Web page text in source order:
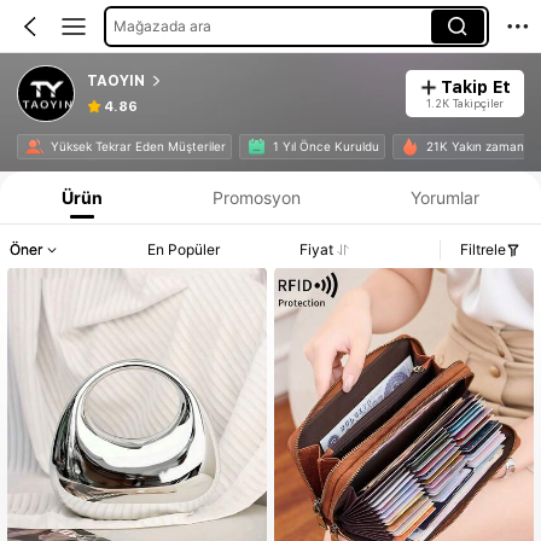
Mağazada ara
TAOYIN
4.86
Takip Et
1.2K Takipçiler
Yüksek Tekrar Eden Müşteriler 1 Yıl Önce Kuruldu 21K Yakın zamanda
Ürün Promosyon Yorumlar
Öner En Popüler Fiyat Filtrele